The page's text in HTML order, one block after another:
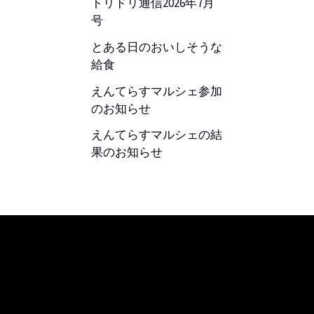
号
とある日のおいしそうな
給食
えんてらすマルシェ参加
のお知らせ
えんてらすマルシェの結
果のお知らせ